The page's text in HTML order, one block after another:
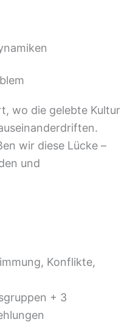
wo die gelebte Kultur
wir diese Lücke –
und
Konflikte,
+ 3